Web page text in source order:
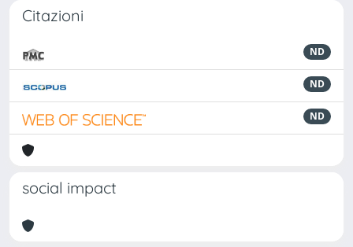
Citazioni
ND
ND
ND
social impact